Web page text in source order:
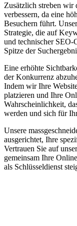
Zusätzlich streben wir
verbessern, da eine
Besuchern führt.
Strategie, die auf
und technischer SEO-
Spitze der
Eine erhöhte
der Konkurrenz
Indem wir Ihre
platzieren und Ihre
Wahrscheinlichkeit,
werden und sich für
Unsere
ausgerichtet, Ihre
Vertrauen Sie auf
gemeinsam Ihre
als Schlüsseldienst